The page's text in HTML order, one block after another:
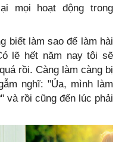
mọi hoạt động trong
biết làm sao để làm hài
lẽ hết năm nay tôi sẽ
rồi. Càng làm càng bị
nghĩ: "Ủa, mình làm
và rồi cũng đến lúc phải